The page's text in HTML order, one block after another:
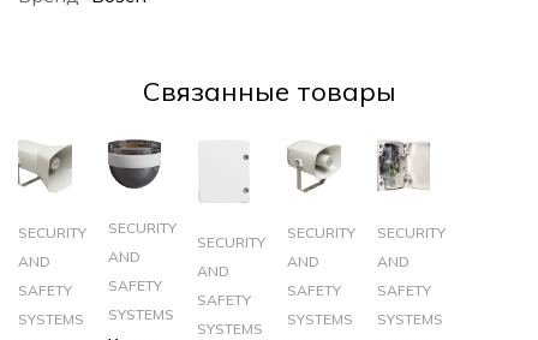
Cвязанные товары
SECURITY
AND
SAFETY
SYSTEMS
SECURITY
AND
SAFETY
SYSTEMS
SECURITY
AND
SAFETY
SYSTEMS
SECURITY
AND
SAFETY
SYSTEMS
SECURITY
AND
SAFETY
SYSTEMS